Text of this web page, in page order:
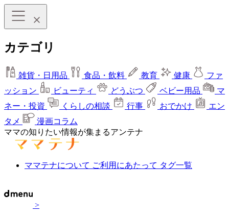
カテゴリ
雑貨・日用品 食品・飲料 教育 健康
ファ
ッション
ビューティ どうぶつ ベビー用品
マ
ネー・投資
くらしの相談 行事 おでかけ
エン
タメ
漫画コラム
ママの知りたい情報が集まるアンテナ
ママテナについて ご利用にあたって タグ一覧
>